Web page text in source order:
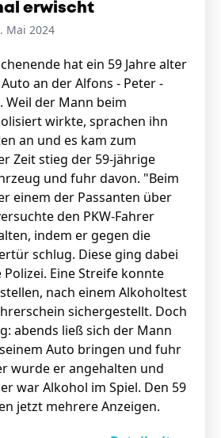
erwischt
Mai 2024
hat ein 59 Jahre alter
an der Alfons - Peter -
Weil der Mann beim
wirkte, sprachen ihn
an und es kam zum
Zeit stieg der 59-jährige
und fuhr davon. "Beim
einem der Passanten über
den PKW-Fahrer
indem er gegen die
schlug. Diese ging dabei
Eine Streife konnte
nach einem Alkoholtest
sichergestellt. Doch
abends ließ sich der Mann
Auto bringen und fuhr
wurde er angehalten und
war Alkohol im Spiel. Den 59
jetzt mehrere Anzeigen.